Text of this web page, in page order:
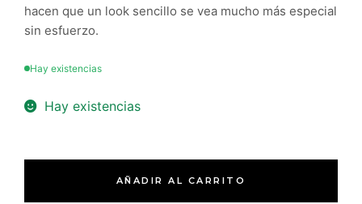
hacen que un look sencillo se vea mucho más especial
sin esfuerzo.
Hay existencias
Hay existencias
AÑADIR AL CARRITO